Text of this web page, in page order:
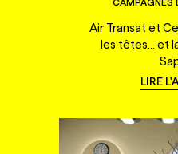
Air Transat et
les têtes... et
LIRE